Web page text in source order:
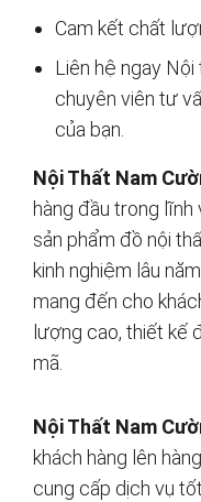
Cam kết chất
Liên hệ ngay
chuyên viên tư
của bạn.
Nội Thất Nam
hàng đầu trong
sản phẩm đồ nội
kinh nghiệm lâu
mang đến cho
lượng cao, thiết kế
mã.
Nội Thất Nam
khách hàng lên
cung cấp dịch vụ